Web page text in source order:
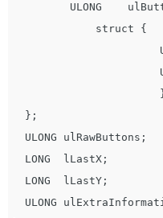
ULONG
struct {
USHORT
USHORT
};
ULONG ulRawButtons;
LONG  lLastX;
LONG  lLastY;
ULONG